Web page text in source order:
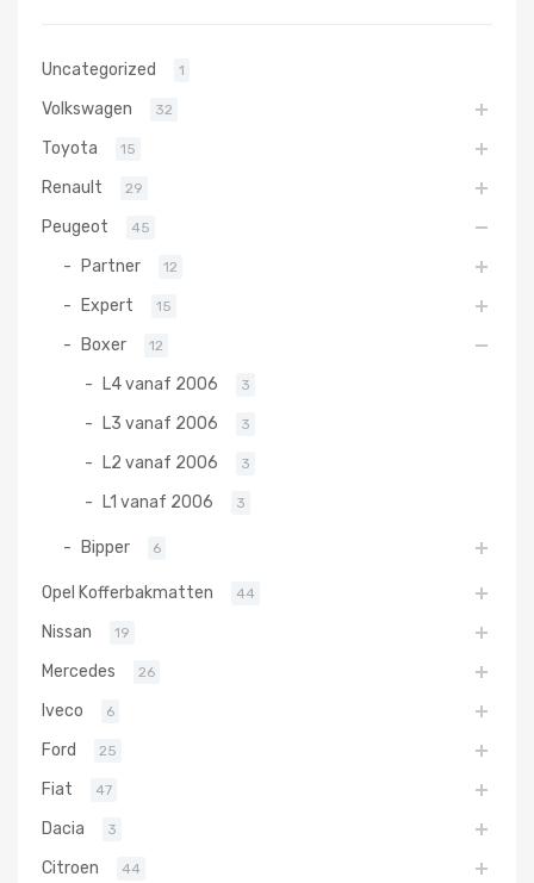
Uncategorized 1
Volkswagen 32
Toyota 15
Renault 29
Peugeot 45
Partner 12
Expert 15
Boxer 12
L4 vanaf 2006 3
L3 vanaf 2006 3
L2 vanaf 2006 3
L1 vanaf 2006 3
Bipper 6
Opel Kofferbakmatten 44
Nissan 19
Mercedes 26
Iveco 6
Ford 25
Fiat 47
Dacia 3
Citroen 44